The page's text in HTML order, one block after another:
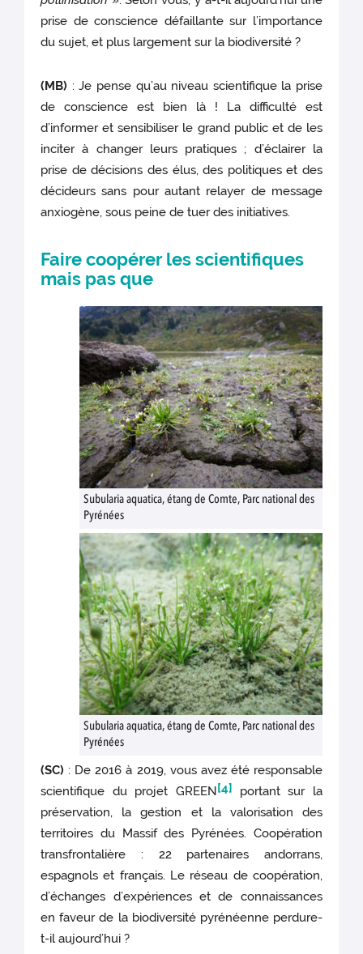
prise de conscience défaillante sur l’importance
du sujet, et plus largement sur la biodiversité ?
(MB) : Je pense qu’au niveau scientifique la prise
de conscience est bien là ! La difficulté est
d’informer et sensibiliser le grand public et de les
inciter à changer leurs pratiques ; d’éclairer la
prise de décisions des élus, des politiques et des
décideurs sans pour autant relayer de message
anxiogène, sous peine de tuer des initiatives.
Faire coopérer les scientifiques
mais pas que
Subularia aquatica, étang de Comte, Parc national des
Pyrénées
Subularia aquatica, étang de Comte, Parc national des
Pyrénées
(SC) : De 2016 à 2019, vous avez été responsable
scientifique du projet GREEN[4] portant sur la
préservation, la gestion et la valorisation des
territoires du Massif des Pyrénées. Coopération
transfrontalière : 22 partenaires andorrans,
espagnols et français. Le réseau de coopération,
d’échanges d’expériences et de connaissances
en faveur de la biodiversité pyrénéenne perdure-
t-il aujourd’hui ?